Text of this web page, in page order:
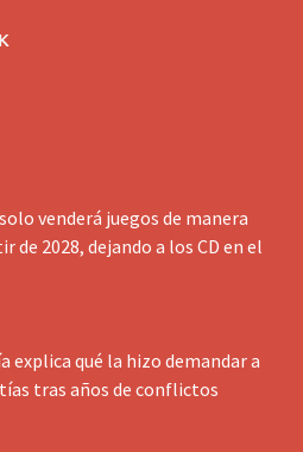
venderá juegos de manera
de 2028, dejando a los CD en el
explica qué la hizo demandar a
tras años de conflictos